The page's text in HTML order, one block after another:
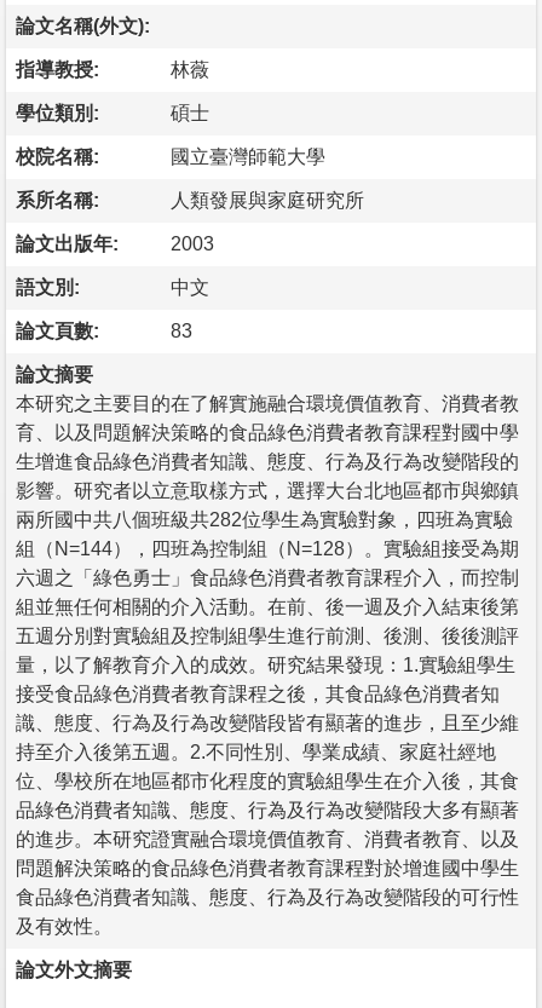
論文名稱(外文):
指導教授: 林薇
學位類別: 碩士
校院名稱: 國立臺灣師範大學
系所名稱: 人類發展與家庭研究所
論文出版年: 2003
語文別: 中文
論文頁數: 83
論文摘要
本研究之主要目的在了解實施融合環境價值教育、消費者教
育、以及問題解決策略的食品綠色消費者教育課程對國中學
生增進食品綠色消費者知識、態度、行為及行為改變階段的
影響。研究者以立意取樣方式，選擇大台北地區都市與鄉鎮
兩所國中共八個班級共282位學生為實驗對象，四班為實驗
組（N=144），四班為控制組（N=128）。實驗組接受為期
六週之「綠色勇士」食品綠色消費者教育課程介入，而控制
組並無任何相關的介入活動。在前、後一週及介入結束後第
五週分別對實驗組及控制組學生進行前測、後測、後後測評
量，以了解教育介入的成效。研究結果發現：1.實驗組學生
接受食品綠色消費者教育課程之後，其食品綠色消費者知
識、態度、行為及行為改變階段皆有顯著的進步，且至少維
持至介入後第五週。2.不同性別、學業成績、家庭社經地
位、學校所在地區都市化程度的實驗組學生在介入後，其食
品綠色消費者知識、態度、行為及行為改變階段大多有顯著
的進步。本研究證實融合環境價值教育、消費者教育、以及
問題解決策略的食品綠色消費者教育課程對於增進國中學生
食品綠色消費者知識、態度、行為及行為改變階段的可行性
及有效性。
論文外文摘要